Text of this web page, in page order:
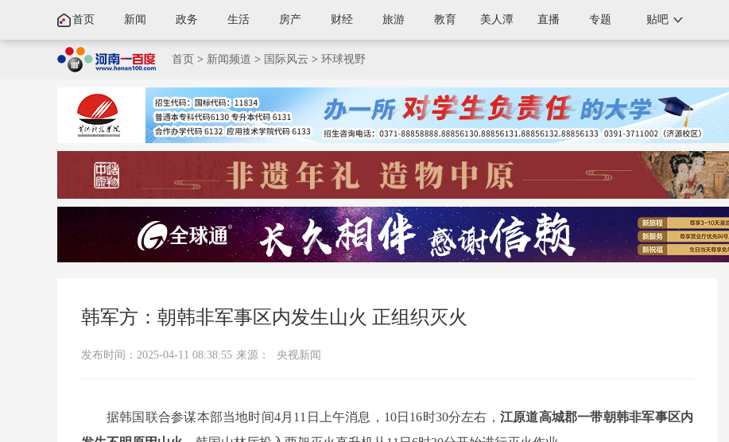
首页 新闻 政务 生活 房产 财经 旅游 教育 美人潭 直播 专题 贴吧
首页 > 新闻频道 > 国际风云 > 环球视野
韩军方：朝韩非军事区内发生山火 正组织灭火
发布时间：2025-04-11 08:38:55 来源： 央视新闻
据韩国联合参谋本部当地时间4月11日上午消息，10日16时30分左右， 江原道高城郡一带朝韩非军事区内